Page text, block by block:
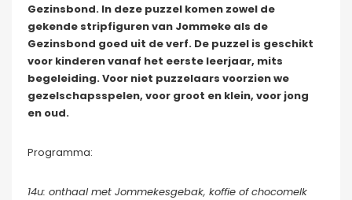
Gezinsbond. In deze puzzel komen zowel de
gekende stripfiguren van Jommeke als de
Gezinsbond goed uit de verf. De puzzel is geschikt
voor kinderen vanaf het eerste leerjaar, mits
begeleiding. Voor niet puzzelaars voorzien we
gezelschapsspelen, voor groot en klein, voor jong
en oud.
Programma:
14u: onthaal met Jommekesgebak, koffie of chocomelk